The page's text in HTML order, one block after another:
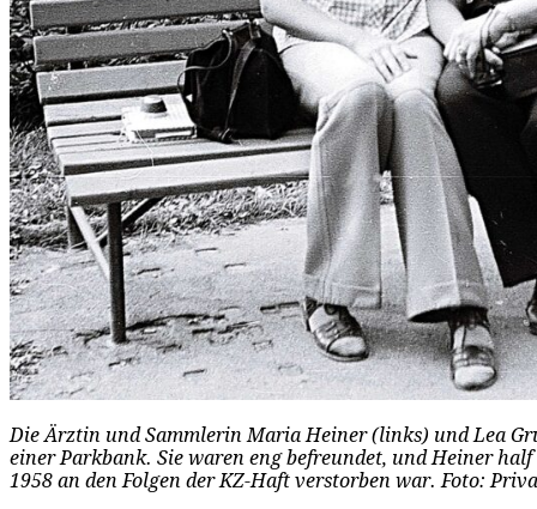
Die Ärztin und Sammlerin Maria Heiner (links) und Lea
einer Parkbank. Sie waren eng befreundet, und Heiner
1958 an den Folgen der KZ-Haft verstorben war. Foto: